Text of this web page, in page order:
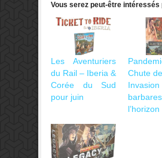
Vous serez peut-être intéressés
Les Aventuriers
du Rail – Iberia &
Corée du Sud
pour juin
Chute
Invasion
l’horizon